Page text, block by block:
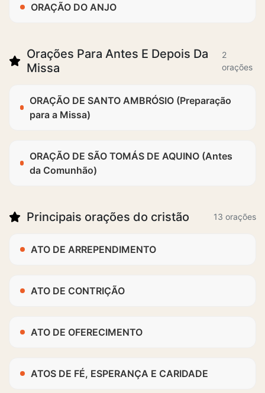
ORAÇÃO DO ANJO
Orações Para Antes E Depois Da
Missa
2
orações
ORAÇÃO DE SANTO AMBRÓSIO (Preparação
para a Missa)
ORAÇÃO DE SÃO TOMÁS DE AQUINO (Antes
da Comunhão)
Principais orações do cristão 13 orações
ATO DE ARREPENDIMENTO
ATO DE CONTRIÇÃO
ATO DE OFERECIMENTO
ATOS DE FÉ, ESPERANÇA E CARIDADE